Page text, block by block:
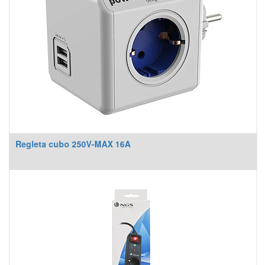
Regleta cubo 250V-MAX 16A